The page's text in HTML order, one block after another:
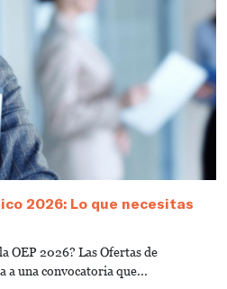
2026: Lo que necesitas
OEP 2026? Las Ofertas de
a una convocatoria que...